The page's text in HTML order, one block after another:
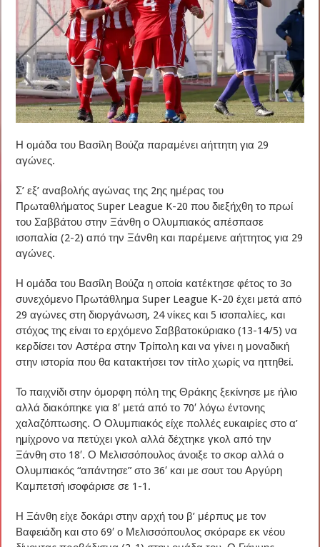
Η ομάδα του Βασίλη Βούζα παραμένει αήττητη για 29
αγώνες.
Σ’ εξ’ αναβολής αγώνας της 2ης ημέρας του
Πρωταθλήματος Super League K-20 που διεξήχθη το πρωί
του Σαββάτου στην Ξάνθη ο Ολυμπιακός απέσπασε
ισοπαλία (2-2) από την Ξάνθη και παρέμεινε αήττητος για 29
αγώνες.
Η ομάδα του Βασίλη Βούζα η οποία κατέκτησε φέτος το 3ο
συνεχόμενο Πρωτάθλημα Super League Κ-20 έχει μετά από
29 αγώνες στη διοργάνωση, 24 νίκες και 5 ισοπαλίες, και
στόχος της είναι το ερχόμενο Σαββατοκύριακο (13-14/5) να
κερδίσει τον Αστέρα στην Τρίπολη και να γίνει η μοναδική
στην ιστορία που θα κατακτήσει τον τίτλο χωρίς να ηττηθεί.
Το παιχνίδι στην όμορφη πόλη της Θράκης ξεκίνησε με ήλιο
αλλά διακόπηκε για 8′ μετά από το 70′ λόγω έντονης
χαλαζόπτωσης. Ο Ολυμπιακός είχε πολλές ευκαιρίες στο α’
ημίχρονο να πετύχει γκολ αλλά δέχτηκε γκολ από την
Ξάνθη στο 18′. Ο Μελισσόπουλος άνοιξε το σκορ αλλά ο
Ολυμπιακός “απάντησε” στο 36′ και με σουτ του Αργύρη
Καμπετσή ισοφάρισε σε 1-1.
Η Ξάνθη είχε δοκάρι στην αρχή του β’ μέρπυς με τον
Βαφειάδη και στο 69′ ο Μελισσόπουλος σκόραρε εκ νέου